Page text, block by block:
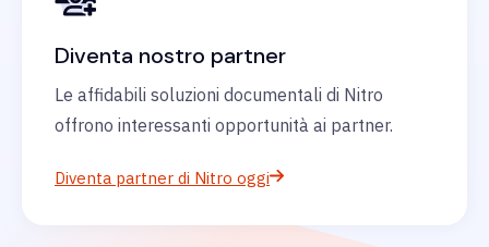
Diventa nostro partner
Le affidabili soluzioni documentali di Nitro
offrono interessanti opportunità ai partner.
Diventa partner di Nitro oggi